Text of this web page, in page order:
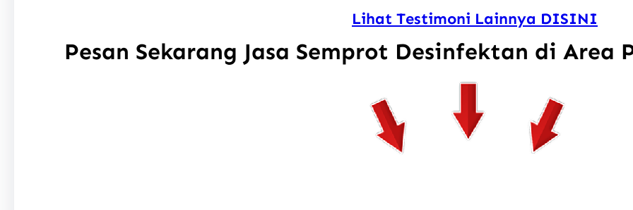
Lihat Testimoni Lainnya DISINI
Pesan Sekarang Jasa Semprot Desinfektan di